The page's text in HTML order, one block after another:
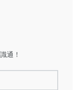
通！